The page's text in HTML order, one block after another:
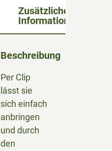
Zusätzliche
Informationen
Beschreibung
Per Clip
lässt sie
sich einfach
anbringen
und durch
den